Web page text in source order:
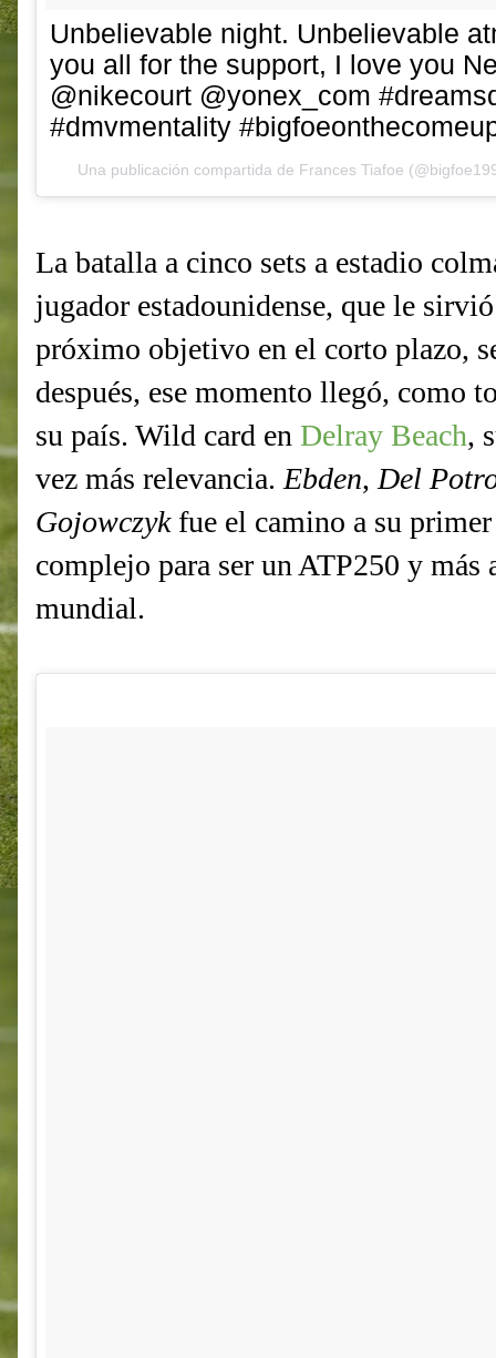
Unbelievable night. Unbelievable
you all for the support, I love you
@nikecourt @yonex_com
#dmvmentality
Una publicación compartida de Frances Tiafoe
La batalla a cinco sets a estadio
jugador estadounidense, que le
próximo objetivo en el corto plazo,
después, ese momento llegó, como
su país. Wild card en Delray Beach,
vez más relevancia. Ebden, Del
Gojowczyk fue el camino a su
complejo para ser un ATP250 y más
mundial.